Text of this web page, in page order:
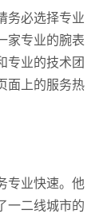
务必选择专业
家专业的腕表
专业的技术团
面上的服务热
专业快速。他
一二线城市的